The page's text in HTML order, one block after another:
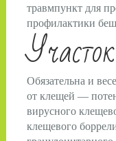
травмпункт для
профилактики
Обязательна и
от клещей —
вирусного
клещевого